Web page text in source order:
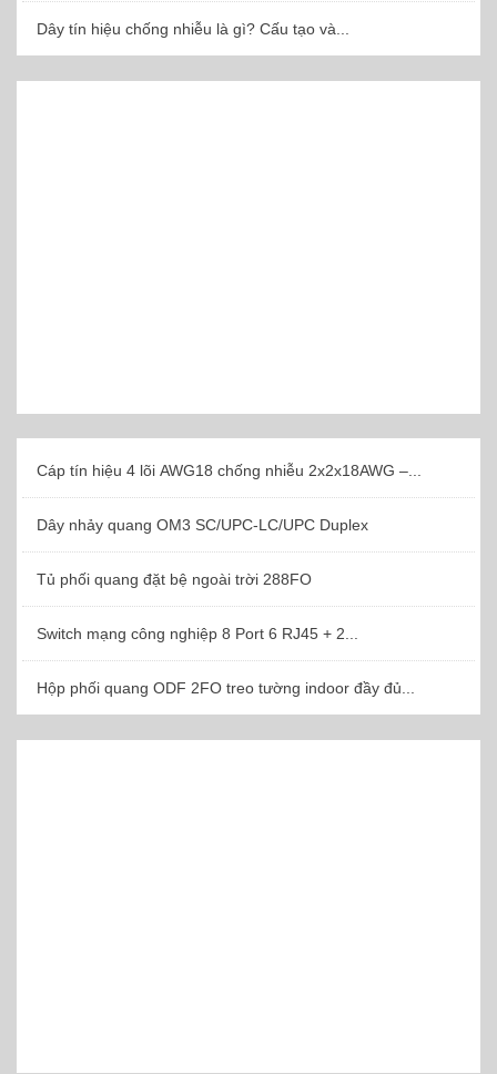
Dây tín hiệu chống nhiễu là gì? Cấu tạo và...
Cáp tín hiệu 4 lõi AWG18 chống nhiễu 2x2x18AWG –...
Dây nhảy quang OM3 SC/UPC-LC/UPC Duplex
Tủ phối quang đặt bệ ngoài trời 288FO
Switch mạng công nghiệp 8 Port 6 RJ45 + 2...
Hộp phối quang ODF 2FO treo tường indoor đầy đủ...